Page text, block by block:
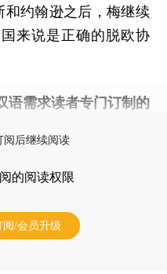
约翰逊之后，梅继续
来说是正确的脱欧协
语需求读者专门订制的
阅后继续阅读
的阅读权限
阅/会员升级